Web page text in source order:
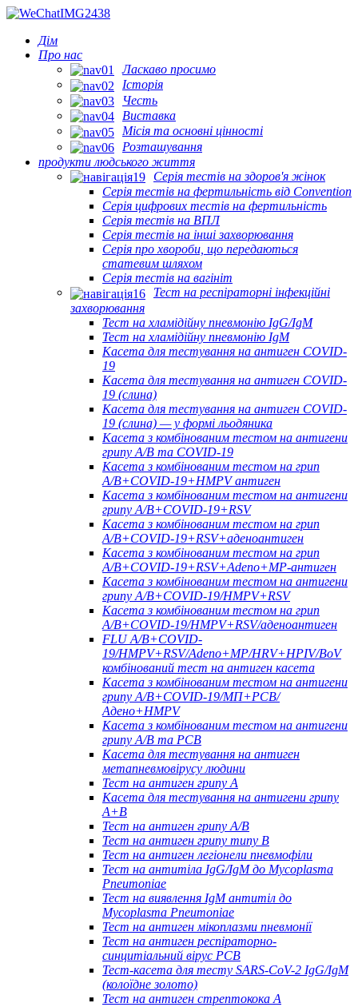
Дім
Про нас
Ласкаво просимо
Історія
Честь
Виставка
Місія та основні цінності
Розташування
продукти людського життя
Серія тестів на здоров'я жінок
Серія тестів на фертильність від Convention
Серія цифрових тестів на фертильність
Серія тестів на ВПЛ
Серія тестів на інші захворювання
Серія про хвороби, що передаються
статевим шляхом
Серія тестів на вагініт
Тест на респіраторні інфекційні
захворювання
Тест на хламідійну пневмонію IgG/IgM
Тест на хламідійну пневмонію IgM
Касета для тестування на антиген COVID-
19
Касета для тестування на антиген COVID-
19 (слина)
Касета для тестування на антиген COVID-
19 (слина) — у формі льодяника
Касета з комбінованим тестом на антигени
грипу A/B та COVID-19
Касета з комбінованим тестом на грип
A/B+COVID-19+HMPV антиген
Касета з комбінованим тестом на антигени
грипу A/B+COVID-19+RSV
Касета з комбінованим тестом на грип
A/B+COVID-19+RSV+аденоантиген
Касета з комбінованим тестом на грип
A/B+COVID-19+RSV+Adeno+MP-антиген
Касета з комбінованим тестом на антигени
грипу A/B+COVID-19/HMPV+RSV
Касета з комбінованим тестом на грип
A/B+COVID-19/HMPV+RSV/аденоантиген
FLU A/B+COVID-
19/HMPV+RSV/Adeno+MP/HRV+HPIV/BoV
комбінований тест на антиген касета
Касета з комбінованим тестом на антигени
грипу A/B+COVID-19/МП+РСВ/
Адено+HMPV
Касета з комбінованим тестом на антигени
грипу A/B та РСВ
Касета для тестування на антиген
метапневмовірусу людини
Тест на антиген грипу A
Касета для тестування на антигени грипу
A+B
Тест на антиген грипу A/B
Тест на антиген грипу типу B
Тест на антиген легіонели пневмофіли
Тест на антитіла IgG/IgM до Mycoplasma
Pneumoniae
Тест на виявлення IgM антитіл до
Mycoplasma Pneumoniae
Тест на антиген мікоплазми пневмонії
Тест на антиген респіраторно-
синцитіальний вірус РСВ
Тест-касета для тесту SARS-CoV-2 IgG/IgM
(колоїдне золото)
Тест на антиген стрептокока А